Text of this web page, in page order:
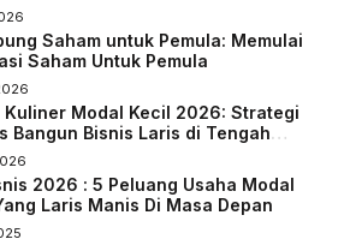
Saham untuk Pemula: Memulai
Saham Untuk Pemula
Kuliner Modal Kecil 2026: Strategi
Bangun Bisnis Laris di Tengah
2026 : 5 Peluang Usaha Modal
Laris Manis Di Masa Depan